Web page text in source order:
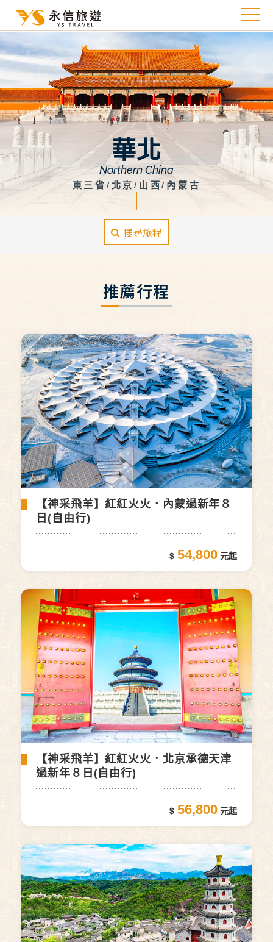
華北
Northern China
東三省/北京/山西/內蒙古
搜尋旅程
推薦行程
【神采飛羊】紅紅火火．內蒙過新年８
日(自由行)
54,800
【神采飛羊】紅紅火火．北京承德天津
過新年８日(自由行)
56,800